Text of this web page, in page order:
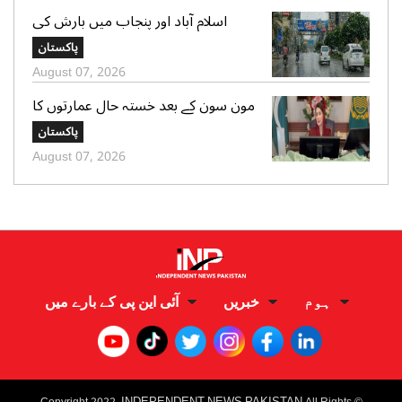
اسلام آباد اور پنجاب میں بارش کی
پیشگوئی، کراچی میں بوندا باندی کا
امکان
پاکستان
August 07, 2026
مون سون کے بعد خستہ حال عمارتوں کا
سروے کرایا جائے، وزیراعلی پنجاب کی
ہدایت
پاکستان
August 07, 2026
ہوم خبریں آئی این پی کے بارے میں